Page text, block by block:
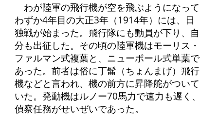
わが陸軍の飛行機が空を飛ぶようになって
わずか4年目の大正3年（1914年）には、日
独戦が始まった。飛行隊にも動員が下り、自
分も出征した。その頃の陸軍機はモーリス・
ファルマン式複葉と、ニューポール式単葉で
あった。前者は俗に丁髷（ちょんまげ）飛行
機などと言われ、機の前方に昇降舵がついて
いた。発動機はルノー70馬力で速力も遅く、
偵察任務がせいぜいであった。